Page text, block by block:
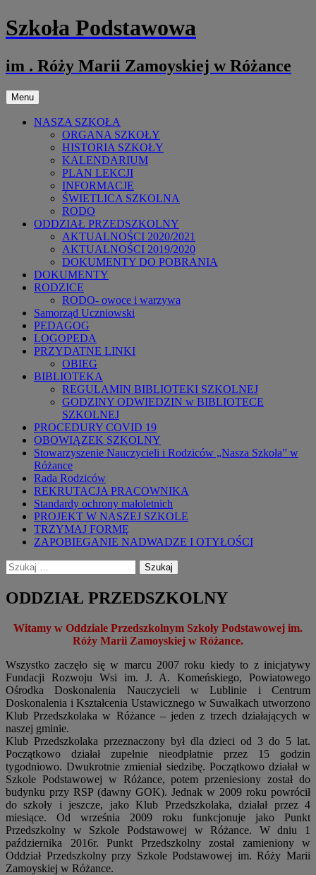
Przejdź
do
Szkoła Podstawowa
im . Róży Marii Zamoyskiej w Różance
Menu
NASZA SZKOŁA
ORGANA SZKOŁY
HISTORIA SZKOŁY
KALENDARIUM
PLAN LEKCJI
INFORMACJE
ŚWIETLICA SZKOLNA
RODO
ODDZIAŁ PRZEDSZKOLNY
AKTUALNOŚCI 2020/2021
AKTUALNOŚCI 2019/2020
DOKUMENTY DO POBRANIA
DOKUMENTY
RODZICE
RODO- owoce i warzywa
Samorząd Uczniowski
PEDAGOG
LOGOPEDA
PRZYDATNE LINKI
OBIEG
BIBLIOTEKA
REGULAMIN BIBLIOTEKI SZKOLNEJ
GODZINY ODWIEDZIN w BIBLIOTECE
SZKOLNEJ
PROCEDURY COVID 19
OBOWIĄZEK SZKOLNY
Stowarzyszenie Nauczycieli i Rodziców „Nasza Szkoła” w
Różance
Rada Rodziców
REKRUTACJA PRACOWNIKA
Standardy ochrony małoletnich
PROJEKT W NASZEJ SZKOLE
TRZYMAJ FORMĘ
ZAPOBIEGANIE NADWADZE I OTYŁOŚCI
Szukaj:
ODDZIAŁ PRZEDSZKOLNY
Witamy w Oddziale Przedszkolnym Szkoły Podstawowej im.
Róży Marii Zamoyskiej w Różance.
Wszystko zaczęło się w marcu 2007 roku kiedy to z inicjatywy
Fundacji Rozwoju Wsi im. J. A. Komeńskiego, Powiatowego
Ośrodka Doskonalenia Nauczycieli w Lublinie i Centrum
Doskonalenia i Kształcenia Ustawicznego w Suwałkach utworzono
Klub Przedszkolaka w Różance – jeden z trzech działających w
naszej gminie.
Klub Przedszkolaka przeznaczony był dla dzieci od 3 do 5 lat.
Początkowo działał zupełnie nieodpłatnie przez 15 godzin
tygodniowo. Dwukrotnie zmieniał siedzibę. Początkowo działał w
Szkole Podstawowej w Różance, potem przeniesiony został do
budynku przy RSP (dawny GOK). Jednak w 2009 roku powrócił
do szkoły i jeszcze, jako Klub Przedszkolaka, działał przez 4
miesiące. Od września 2009 roku funkcjonuje jako Punkt
Przedszkolny w Szkole Podstawowej w Różance. W dniu 1
października 2016r. Punkt Przedszkolny został zamieniony w
Oddział Przedszkolny przy Szkole Podstawowej im. Róży Marii
Zamoyskiej w Różance.